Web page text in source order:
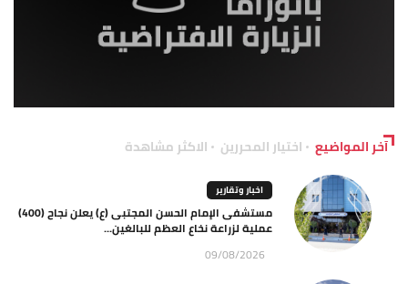
آخر المواضيع اختيار المحررين الاكثر مشاهدة
اخبار وتقارير
مستشفى الإمام الحسن المجتبى (ع) يعلن نجاح (400)
عملية لزراعة نخاع العظم للبالغين...
09/08/2026